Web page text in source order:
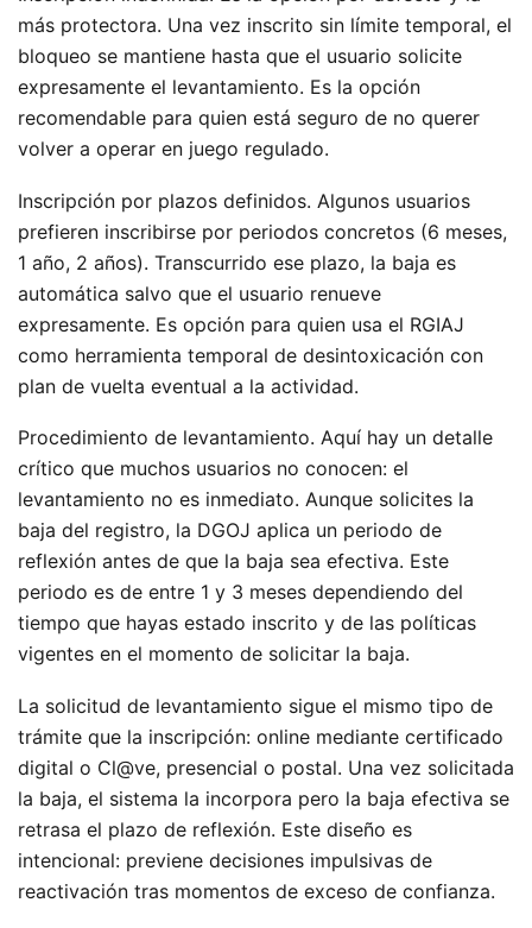
más protectora. Una vez inscrito sin límite temporal, el
bloqueo se mantiene hasta que el usuario solicite
expresamente el levantamiento. Es la opción
recomendable para quien está seguro de no querer
volver a operar en juego regulado.
Inscripción por plazos definidos. Algunos usuarios
prefieren inscribirse por periodos concretos (6 meses,
1 año, 2 años). Transcurrido ese plazo, la baja es
automática salvo que el usuario renueve
expresamente. Es opción para quien usa el RGIAJ
como herramienta temporal de desintoxicación con
plan de vuelta eventual a la actividad.
Procedimiento de levantamiento. Aquí hay un detalle
crítico que muchos usuarios no conocen: el
levantamiento no es inmediato. Aunque solicites la
baja del registro, la DGOJ aplica un periodo de
reflexión antes de que la baja sea efectiva. Este
periodo es de entre 1 y 3 meses dependiendo del
tiempo que hayas estado inscrito y de las políticas
vigentes en el momento de solicitar la baja.
La solicitud de levantamiento sigue el mismo tipo de
trámite que la inscripción: online mediante certificado
digital o Cl@ve, presencial o postal. Una vez solicitada
la baja, el sistema la incorpora pero la baja efectiva se
retrasa el plazo de reflexión. Este diseño es
intencional: previene decisiones impulsivas de
reactivación tras momentos de exceso de confianza.